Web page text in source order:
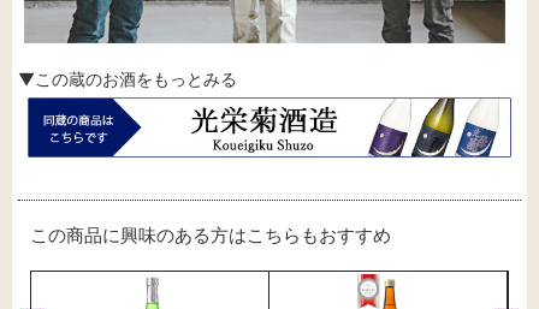
▼この蔵のお酒をもっとみる
この商品に興味のある方はこちらもおすすめ